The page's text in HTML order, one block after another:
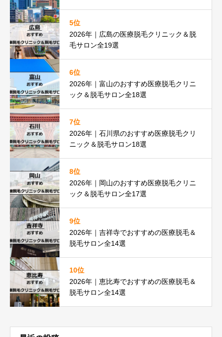
5位
2026年｜広島の医療脱毛クリニック＆脱
毛サロン全19選
6位
2026年｜富山のおすすめ医療脱毛クリニ
ック＆脱毛サロン全18選
7位
2026年｜石川県のおすすめ医療脱毛クリ
ニック＆脱毛サロン18選
8位
2026年｜岡山のおすすめ医療脱毛クリニ
ック＆脱毛サロン全17選
9位
2026年｜吉祥寺でおすすめの医療脱毛＆
脱毛サロン全14選
10位
2026年｜恵比寿でおすすめの医療脱毛＆
脱毛サロン全14選